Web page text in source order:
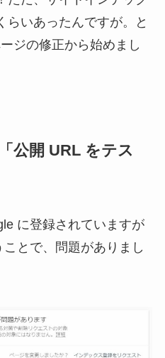
らいあったんですが。と
ジの修正から始めまし
公開 URL をテス
に登録されていますが
とで、問題がありまし